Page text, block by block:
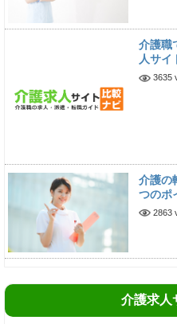
介護職
人サイ
3635
介護の
つのポ
2863
介護求人